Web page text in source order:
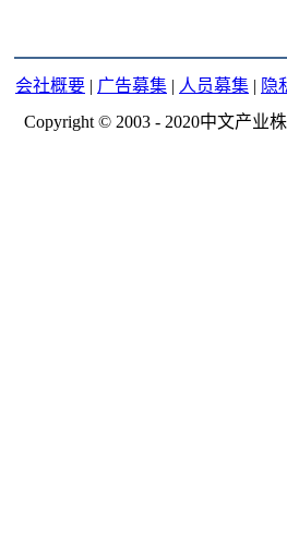
会社概要 | 广告募集 | 人员募集 | 隐
Copyright © 2003 - 2020中文产业